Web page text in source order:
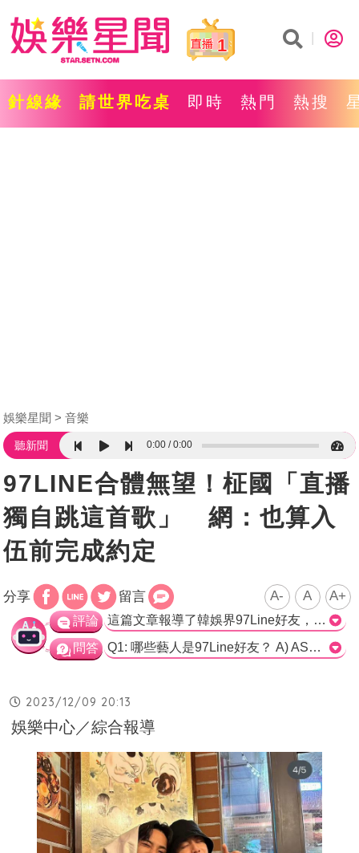
1
針線緣 請世界吃桌 即時 熱門 熱搜
娛樂星聞 音樂
聽新聞 0:00 0:00
97LINE合體無望！柾國「直播
獨自跳這首歌」 網：也算入
伍前完成約定
分享 留言 A- A A+
評論 這篇文章報導了韓娛界97Line好友，包括ASTRO車銀優、BTS?國、NCT在玹以及SEVENTEEN?奎的消息。這些成員經常私下約飯，並互相應援。文章提到SEVENTEEN在10月的回歸時，?奎曾在直播中表示已經預訂了?國的下一個Challenge。然而，近日SEVENTEEN的行程滿檔，?國也即將入伍，所以兩人在昨天的直播中完成了這個約定，跳了一段舞蹈。這個舉動引發了粉絲的熱議。 在此之前，?國曾在直播中表示如果?奎不聯繫他，他就不拍Challenge。不過即使在〈Super〉打歌期結束後，兩人仍然合作完成了Challenge，這也是?國出道以來的第一個Challenge。這次?國也開始了自己的Challenge，除了為自己的新歌跳舞，還幫助了公司的師弟和師妹。不過在?國的直播中，他跳了〈God of music〉的舞蹈，顯然不太熟悉。這可能與他忙於自己的新專輯和即將入伍有關。 現在?奎正在日本舉行演唱會，而?國將於11日入伍。許多粉絲表示這次的Challenge完成了他們入伍前的約定。>
問答 Q1: 哪些藝人是97Line好友？ A) ASTRO車銀優 B) BTS?國 C) NCT在玹 D) SEVENTEEN?奎 正確答案: A) ASTRO車銀優、B) BTS?國、C) NCT在玹、D) SEVENTEEN?奎 Q2: SEVENTEEN的?奎和BTS的?國預訂了什麼活動？ A) 演唱會 B) 直播 C) Challenge D) 日本開演唱會 正確答案: C) Challenge Q3: ?國是在什麼時間入伍？ A) 9日 B) 10日 C) 11日 D) 12日 正確答案: C) 11日
2023/12/09 20:13
娛樂中心／綜合報導